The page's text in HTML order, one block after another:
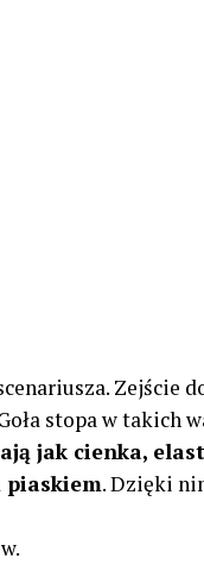
Zejście
stopa w takich
jak cienka,
piaskiem. Dzięki